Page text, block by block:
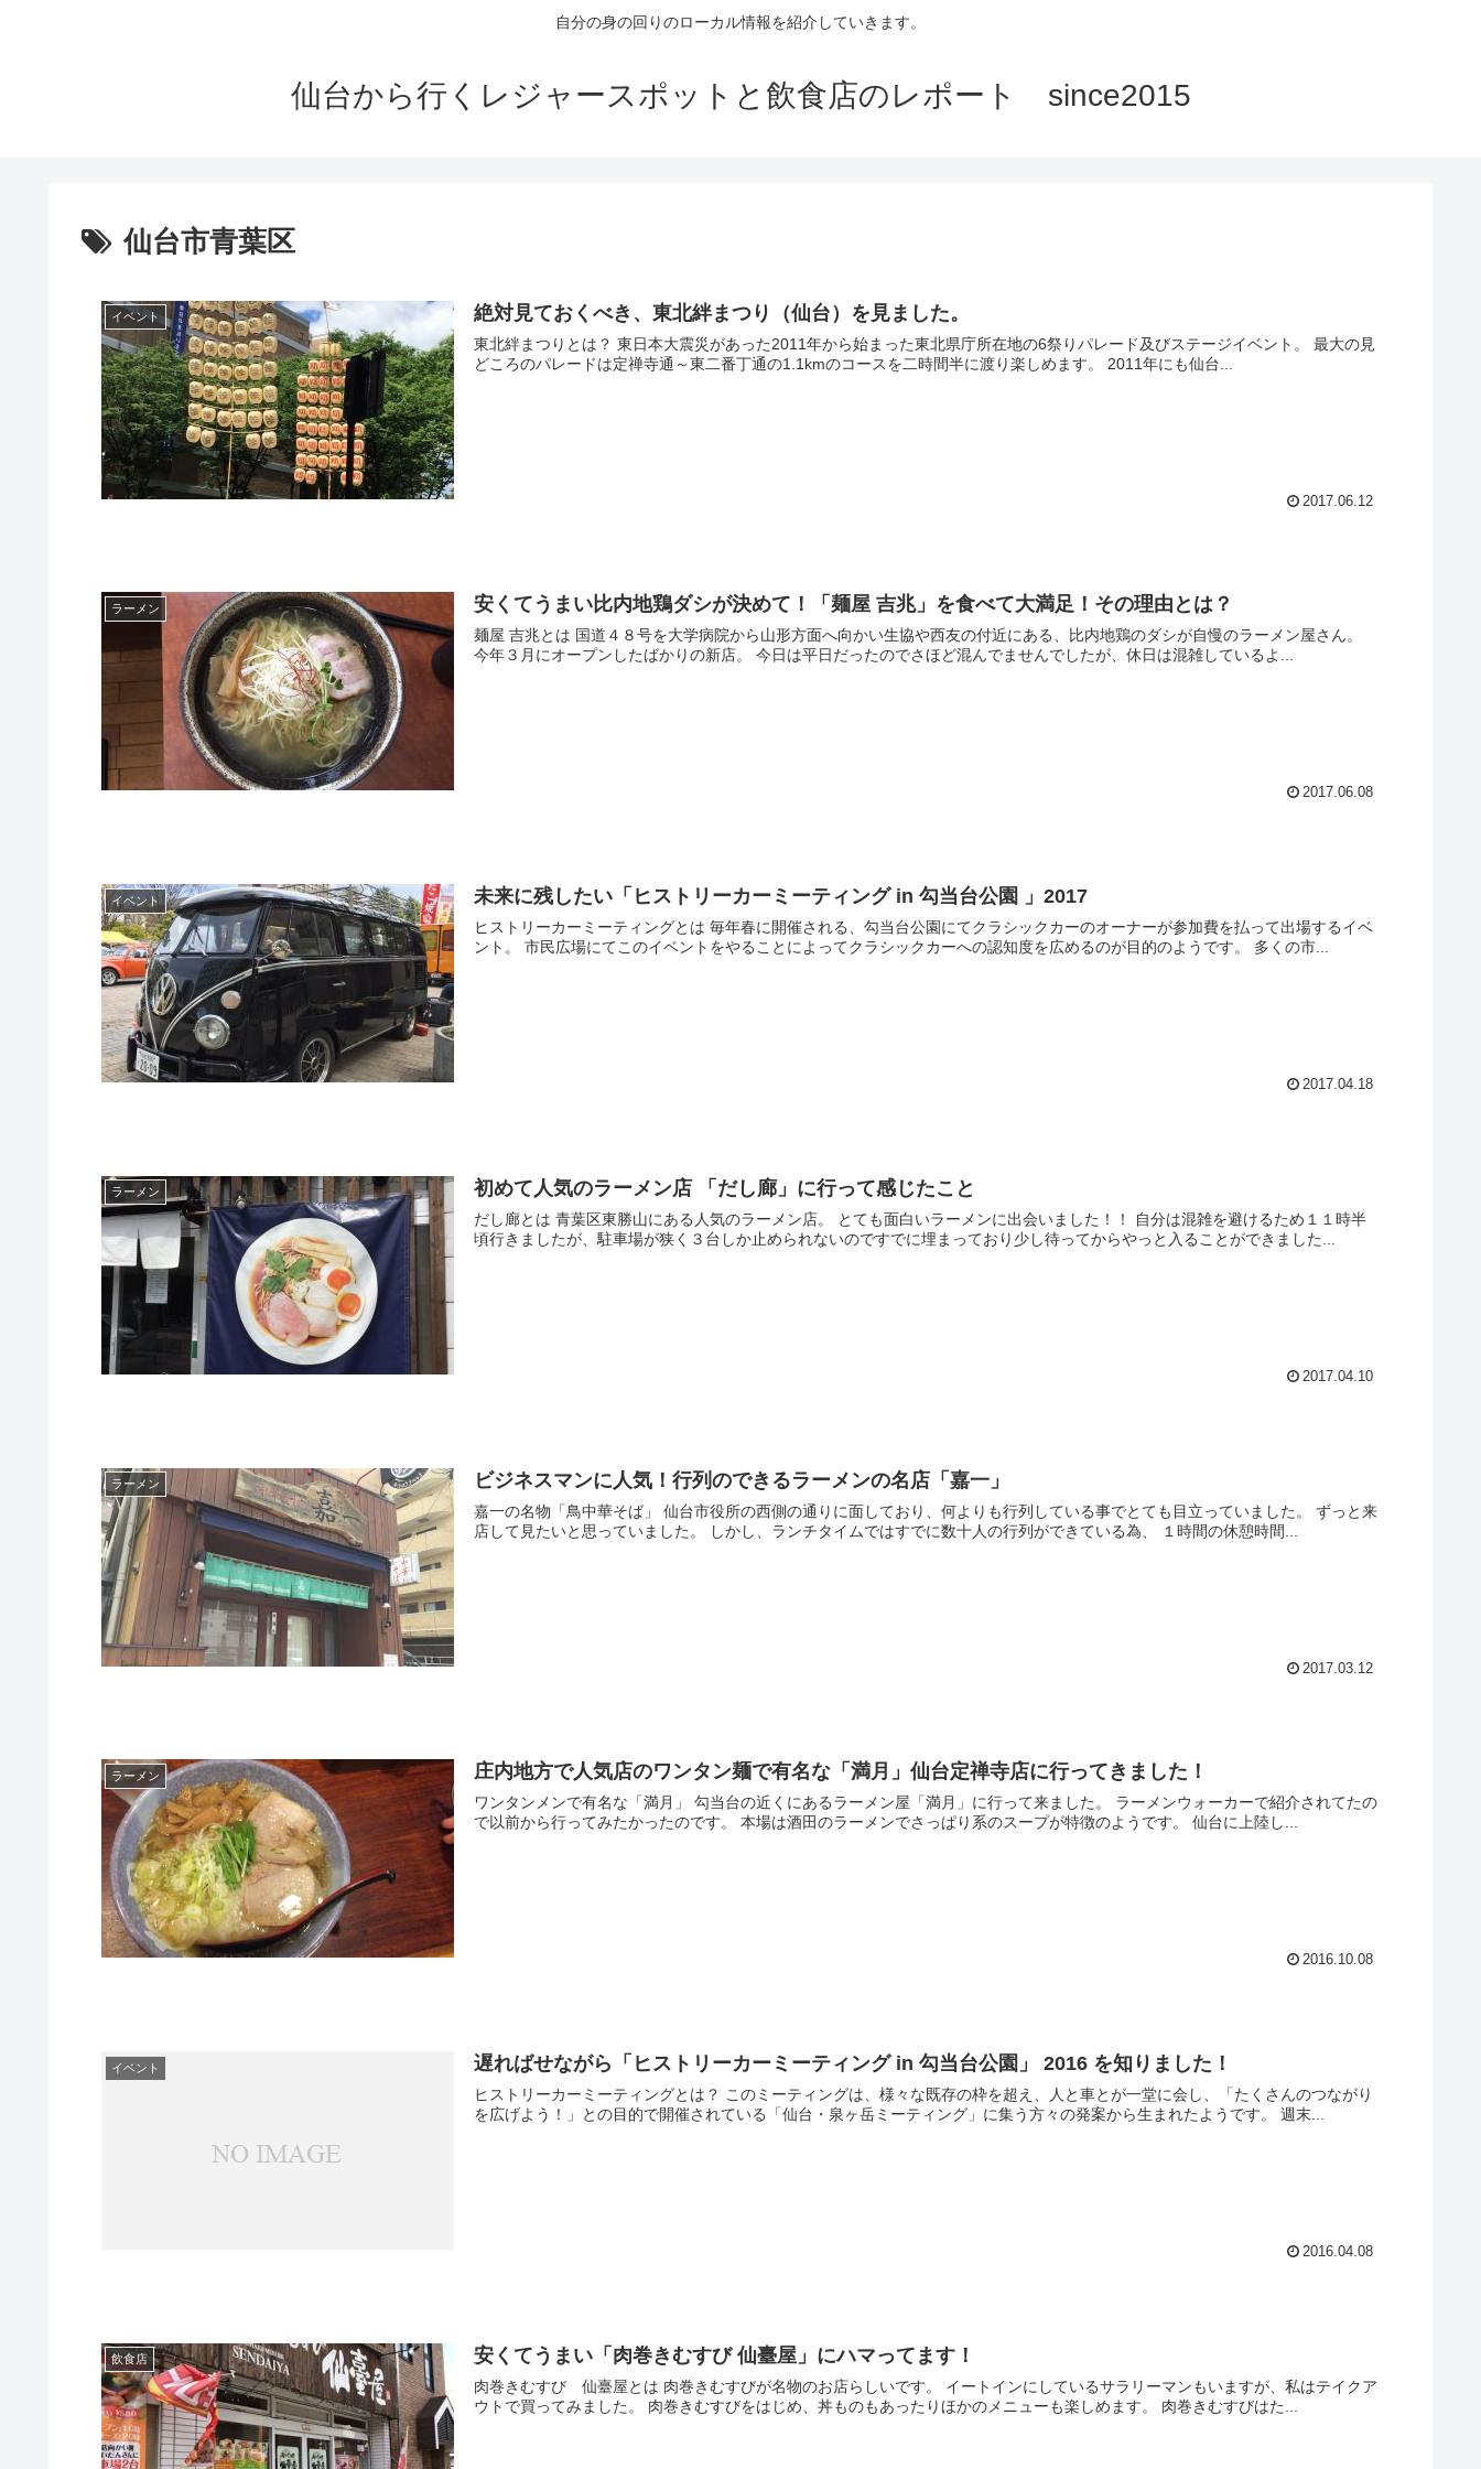
自分の身の回りのローカル情報を紹介していきます。
仙台から行くレジャースポットと飲食店のレポート since2015
仙台市青葉区
イベント 絶対見ておくべき、東北絆まつり（仙台）を見ました。
東北絆まつりとは？ 東日本大震災があった2011年から始まった東北県庁所在地の6祭りパレード及びステージイベント。 最大の見
どころのパレードは定禅寺通～東二番丁通の1.1kmのコースを二時間半に渡り楽しめます。 2011年にも仙台...
2017.06.12
ラーメン 安くてうまい比内地鶏ダシが決めて！「麺屋 吉兆」を食べて大満足！その理由とは？
麺屋 吉兆とは 国道４８号を大学病院から山形方面へ向かい生協や西友の付近にある、比内地鶏のダシが自慢のラーメン屋さん。
今年３月にオープンしたばかりの新店。 今日は平日だったのでさほど混んでませんでしたが、休日は混雑しているよ...
2017.06.08
イベント 未来に残したい「ヒストリーカーミーティング in 勾当台公園 」2017
ヒストリーカーミーティングとは 毎年春に開催される、勾当台公園にてクラシックカーのオーナーが参加費を払って出場するイベ
ント。 市民広場にてこのイベントをやることによってクラシックカーへの認知度を広めるのが目的のようです。 多くの市...
2017.04.18
ラーメン 初めて人気のラーメン店 「だし廊」に行って感じたこと
だし廊とは 青葉区東勝山にある人気のラーメン店。 とても面白いラーメンに出会いました！！ 自分は混雑を避けるため１１時半
頃行きましたが、駐車場が狭く３台しか止められないのですでに埋まっており少し待ってからやっと入ることができました...
2017.04.10
ラーメン ビジネスマンに人気！行列のできるラーメンの名店「嘉一」
嘉一の名物「鳥中華そば」 仙台市役所の西側の通りに面しており、何よりも行列している事でとても目立っていました。 ずっと来
店して見たいと思っていました。 しかし、ランチタイムではすでに数十人の行列ができている為、 １時間の休憩時間...
2017.03.12
ラーメン 庄内地方で人気店のワンタン麺で有名な「満月」仙台定禅寺店に行ってきました！
ワンタンメンで有名な「満月」 勾当台の近くにあるラーメン屋「満月」に行って来ました。 ラーメンウォーカーで紹介されてたの
で以前から行ってみたかったのです。 本場は酒田のラーメンでさっぱり系のスープが特徴のようです。 仙台に上陸し...
2016.10.08
イベント 遅ればせながら「ヒストリーカーミーティング in 勾当台公園」 2016 を知りました！
ヒストリーカーミーティングとは？ このミーティングは、様々な既存の枠を超え、人と車とが一堂に会し、「たくさんのつながり
を広げよう！」との目的で開催されている「仙台・泉ヶ岳ミーティング」に集う方々の発案から生まれたようです。 週末...
2016.04.08
飲食店 安くてうまい「肉巻きむすび 仙臺屋」にハマってます！
肉巻きむすび 仙臺屋とは 肉巻きむすびが名物のお店らしいです。 イートインにしているサラリーマンもいますが、私はテイクア
ウトで買ってみました。 肉巻きむすびをはじめ、丼ものもあったりほかのメニューも楽しめます。 肉巻きむすびはた...